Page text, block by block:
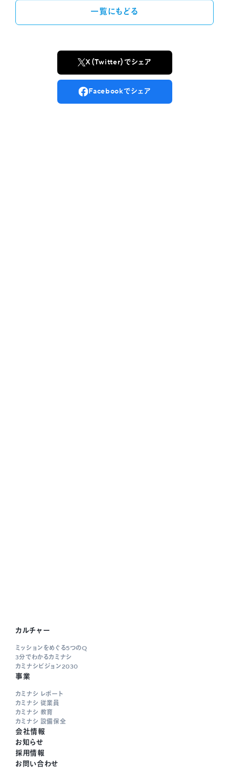
一覧にもどる
X（Twitter）でシェア
Facebookでシェア
カルチャー
ミッションをめぐる5つのQ
3分でわかるカミナシ
カミナシビジョン2030
事業
カミナシ レポート
カミナシ 従業員
カミナシ 教育
カミナシ 設備保全
会社情報
お知らせ
採用情報
お問い合わせ